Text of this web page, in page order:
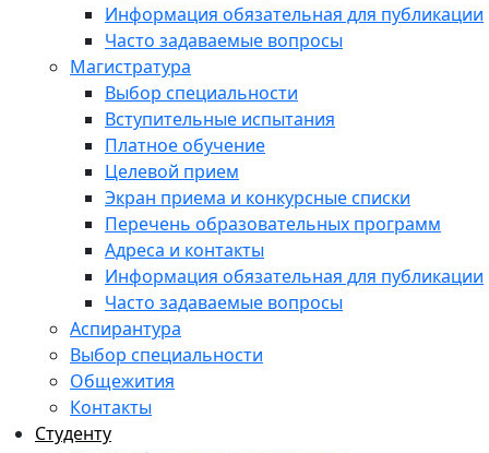
Информация обязательная для публикации
Часто задаваемые вопросы
Магистратура
Выбор специальности
Вступительные испытания
Платное обучение
Целевой прием
Экран приема и конкурсные списки
Перечень образовательных программ
Адреса и контакты
Информация обязательная для публикации
Часто задаваемые вопросы
Аспирантура
Выбор специальности
Общежития
Контакты
Студенту